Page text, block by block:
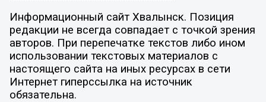
Информационный сайт Хвалынск. Позиция
редакции не всегда совпадает с точкой зрения
авторов. При перепечатке текстов либо ином
использовании текстовых материалов с
настоящего сайта на иных ресурсах в сети
Интернет гиперссылка на источник
обязательна.